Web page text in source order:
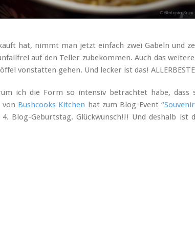
hat, nimmt man jetzt einfach zwei Gabeln und
auf den Teller zubekommen. Auch das
vonstatten gehen. Und lecker ist das!
ich die Form so intensiv betrachtet habe, dass
von Bushcooks Kitchen hat zum Blog-Event
Blog-Geburtstag. Glückwunsch!!! Und deshalb ist